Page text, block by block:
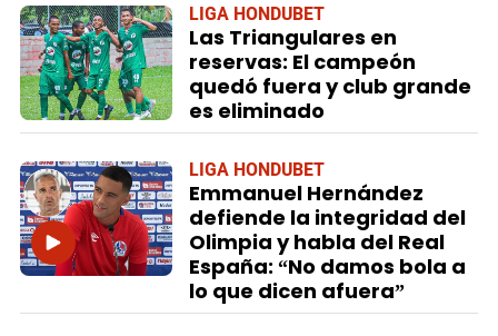
LIGA HONDUBET
Las Triangulares en
reservas: El campeón
quedó fuera y club grande
es eliminado
LIGA HONDUBET
Emmanuel Hernández
defiende la integridad del
Olimpia y habla del Real
España: “No damos bola a
lo que dicen afuera”